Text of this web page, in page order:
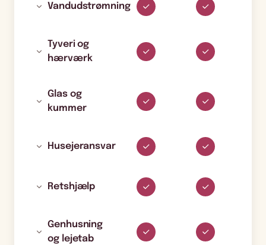
Vandudstrømning
Tyveri og
hærværk
Glas og
kummer
Husejeransvar
Retshjælp
Genhusning
og lejetab